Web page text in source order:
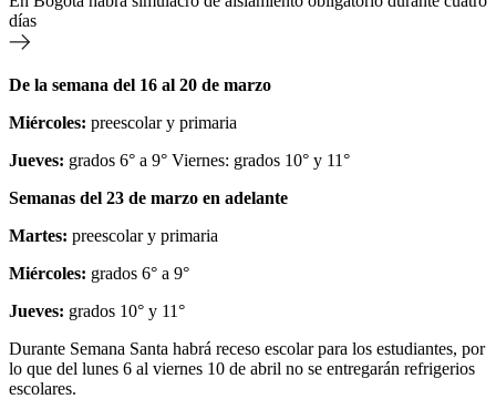
días
De la semana del 16 al 20 de marzo
Miércoles: preescolar y primaria
Jueves: grados 6° a 9° Viernes: grados 10° y 11°
Semanas del 23 de marzo en adelante
Martes: preescolar y primaria
Miércoles: grados 6° a 9°
Jueves: grados 10° y 11°
Durante Semana Santa habrá receso escolar para los estudiantes, por
lo que del lunes 6 al viernes 10 de abril no se entregarán refrigerios
escolares.